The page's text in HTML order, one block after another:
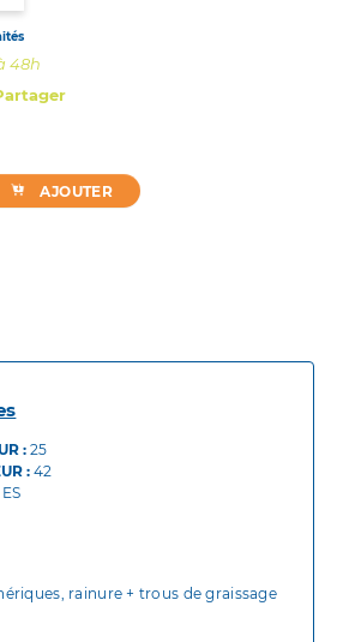
48h
AJOUTER
: 25
: 42
rainure + trous de graissage